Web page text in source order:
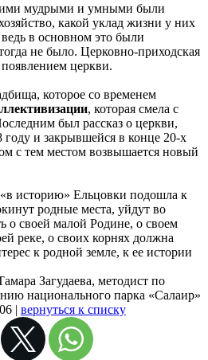
мудрыми и умными были
какой уклад жизни у них
в основном это были
не было. Церковно-приходская
церкви.
которое со временем
, которая смела с
был рассказ о церкви,
году и закрывшейся в конце 20-х
с тем местом возвышается новый
«в историю» Ельцовки подошла к
родные места, уйдут во
о своей малой Родине, о своем
реке, о своих корнях должна
к родной земле, к ее истории
Загудаева, методист по
национального парка «Салаир»
| вернуться к списку